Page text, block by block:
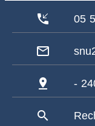
phone_callback 05
mail_outline
pin_drop -
search